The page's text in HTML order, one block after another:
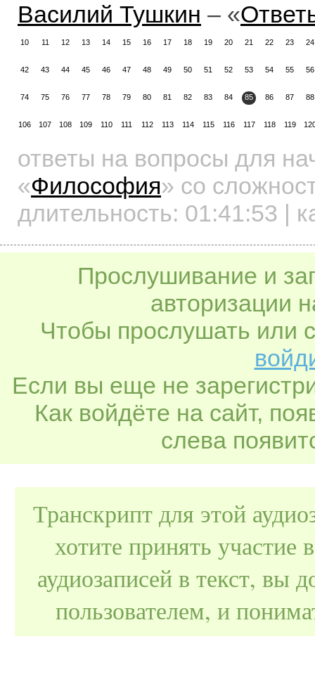
Василий Тушкин – «
10 11 12 13 14 15 16 17 18 19 20 21 22 23 24
42 43 44 45 46 47 48 49 50 51 52 53 54 55 56
74 75 76 77 78 79 80 81 82 83 84 85 86 87 88
106 107 108 109 110 111 112 113 114 115 116 117 118 119
ответы на вопросы для
«Философия» со
длительность: 01:41:53 |
Прослушивание и
авторизации
Чтобы прослушать или
Если вы еще не
Как войдёте на сайт,
слева
Транскрипт для этой
хотите принять
аудиозаписей в текст, вы
пользователем, и